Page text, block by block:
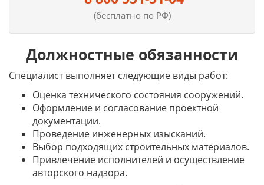
(бесплатно по РФ)
Должностные обязанности
Специалист выполняет следующие виды работ:
Оценка технического состояния сооружений.
Оформление и согласование проектной
документации.
Проведение инженерных изысканий.
Выбор подходящих строительных материалов.
Привлечение исполнителей и осуществление
авторского надзора.